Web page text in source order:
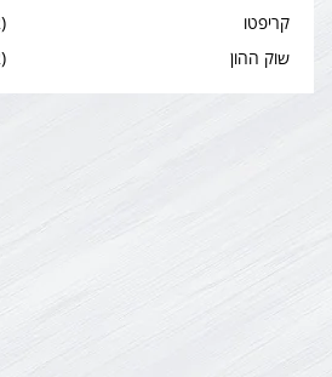
קריפטו
(2)
שוק ההון
(2)